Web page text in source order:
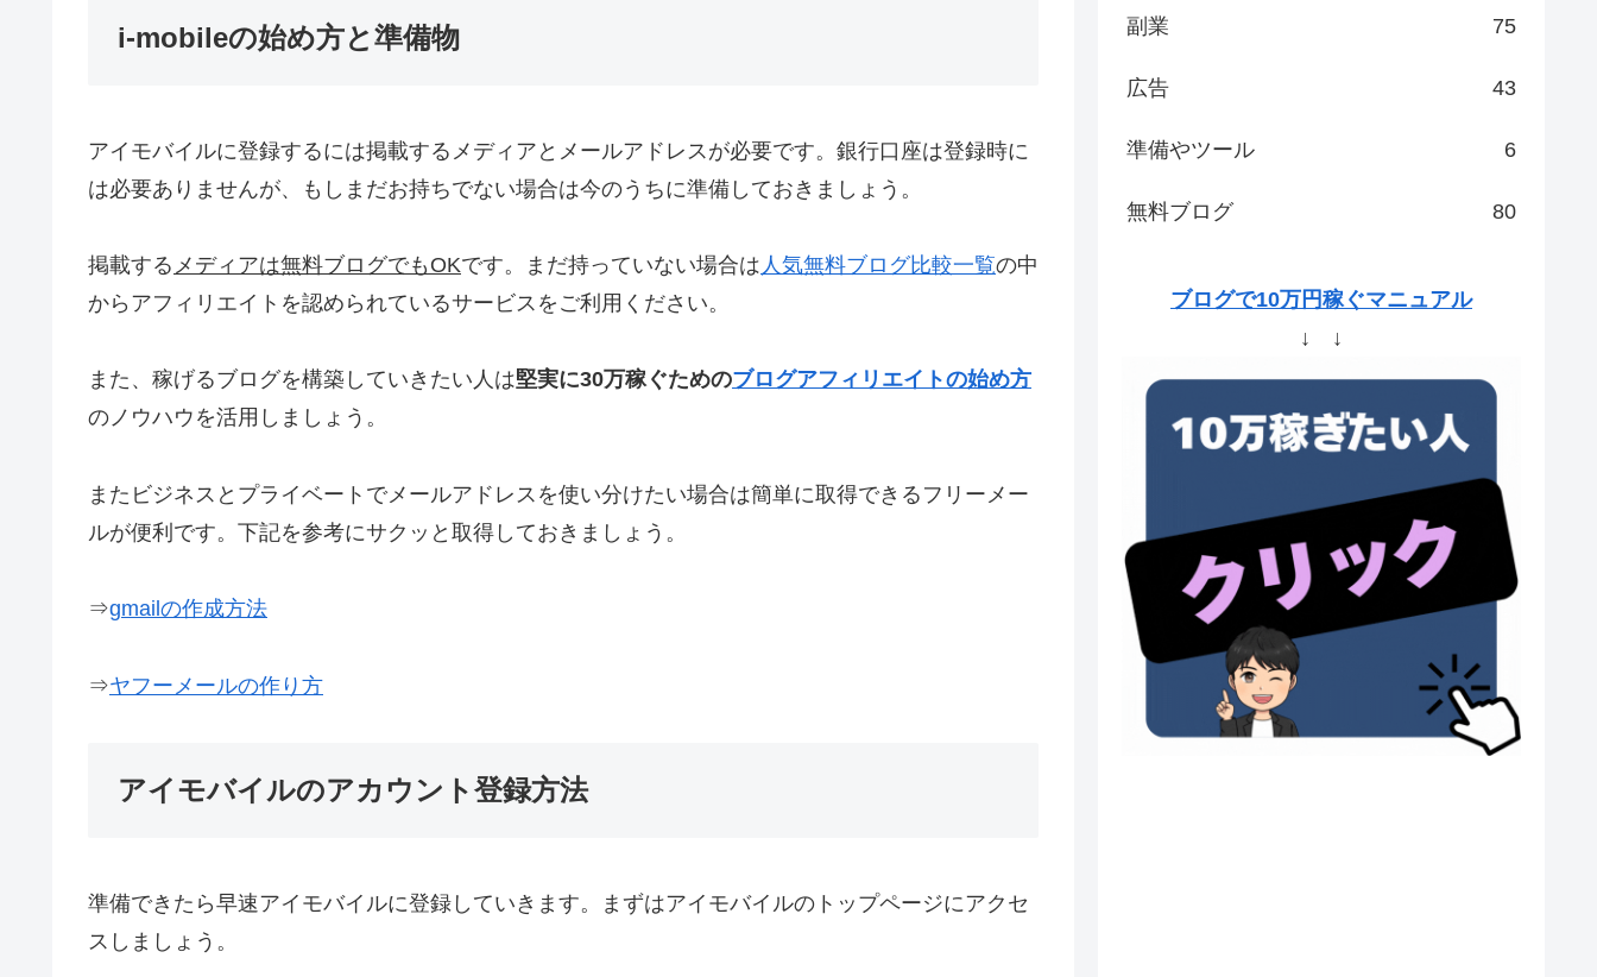
i-mobileの始め方と準備物
アイモバイルに登録するには掲載するメディアとメールアドレスが必要です。銀行口座は登録時に
は必要ありませんが、もしまだお持ちでない場合は今のうちに準備しておきましょう。
掲載する メディアは無料ブログでもOKです。まだ持っていない場合は 人気無料ブログ比較一覧の中
からアフィリエイトを認められているサービスをご利用ください。
また、稼げるブログを構築していきたい人は堅実に30万稼ぐためのブログアフィリエイトの始め方
のノウハウを活用しましょう。
またビジネスとプライベートでメールアドレスを使い分けたい場合は簡単に取得できるフリーメー
ルが便利です。下記を参考にサクッと取得しておきましょう。
⇒gmailの作成方法
⇒ヤフーメールの作り方
アイモバイルのアカウント登録方法
準備できたら早速アイモバイルに登録していきます。まずはアイモバイルのトップページにアクセ
スしましょう。
副業 75
広告 43
準備やツール 6
無料ブログ 80
ブログで10万円稼ぐマニュアル
↓ ↓